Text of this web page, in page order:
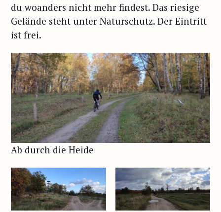
du woanders nicht mehr findest. Das riesige
Gelände steht unter Naturschutz. Der Eintritt
ist frei.
Ab durch die Heide